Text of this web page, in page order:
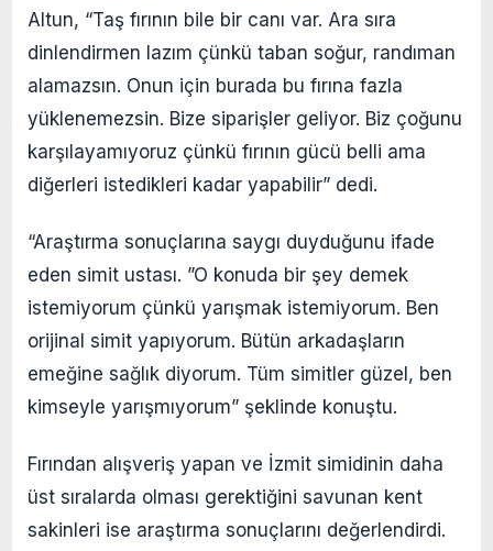
Altun, “Taş fırının bile bir canı var. Ara sıra
dinlendirmen lazım çünkü taban soğur, randıman
alamazsın. Onun için burada bu fırına fazla
yüklenemezsin. Bize siparişler geliyor. Biz çoğunu
karşılayamıyoruz çünkü fırının gücü belli ama
diğerleri istedikleri kadar yapabilir” dedi.
“Araştırma sonuçlarına saygı duyduğunu ifade
eden simit ustası. ”O konuda bir şey demek
istemiyorum çünkü yarışmak istemiyorum. Ben
orijinal simit yapıyorum. Bütün arkadaşların
emeğine sağlık diyorum. Tüm simitler güzel, ben
kimseyle yarışmıyorum” şeklinde konuştu.
Fırından alışveriş yapan ve İzmit simidinin daha
üst sıralarda olması gerektiğini savunan kent
sakinleri ise araştırma sonuçlarını değerlendirdi.